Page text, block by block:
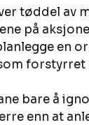
tøddel av
på
en
bare å
enn at